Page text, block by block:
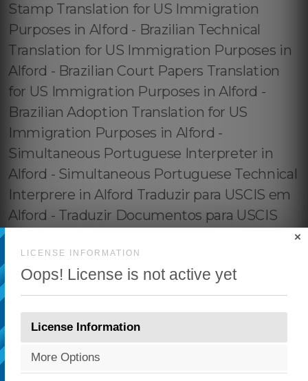
LICENSE INFORMATION
Oops! License is not active yet
×
License Information
More Options